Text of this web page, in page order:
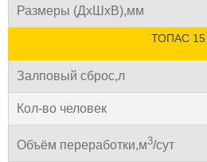
Размеры (ДхШхВ),мм
ТОПАС 15
Залповый сброс,л
Кол-во человек
Объём переработки,м3/сут